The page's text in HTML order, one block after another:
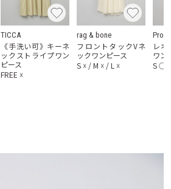
TICCA
《手洗い可》キーネ
ックストライプワン
ピース
FREE ☓
rag & bone
フロントタックVネ
ックワンピース
S ☓ / M ☓ / L ☓
レ
ワン
S ◯